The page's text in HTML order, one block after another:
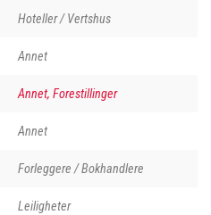
Hoteller / Vertshus
Annet
Annet, Forestillinger
Annet
Forleggere / Bokhandlere
Leiligheter